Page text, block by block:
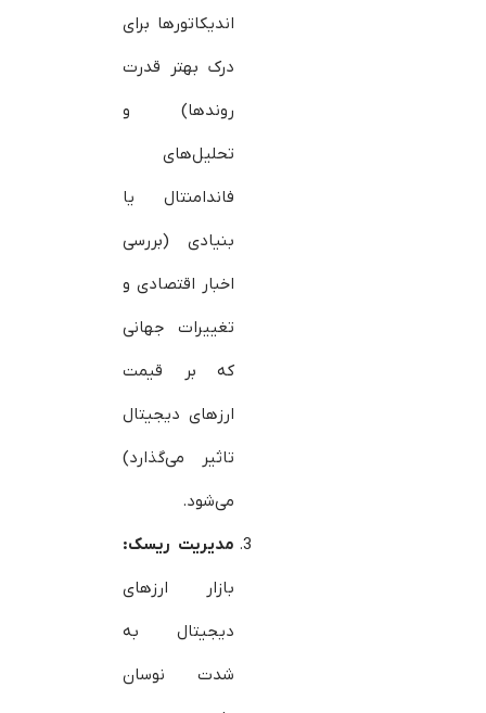
اندیکاتورها برای
درک بهتر قدرت
روندها) و
تحلیل‌های
فاندامنتال یا
بنیادی (بررسی
اخبار اقتصادی و
تغییرات جهانی
که بر قیمت
ارزهای دیجیتال
تاثیر می‌گذارد)
می‌شود.
مدیریت ریسک:
بازار ارزهای
دیجیتال به
شدت نوسان